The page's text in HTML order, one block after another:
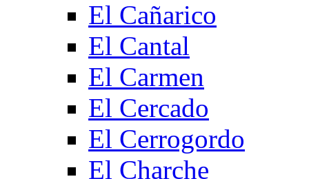
El Cañarico
El Cantal
El Carmen
El Cercado
El Cerrogordo
El Charche